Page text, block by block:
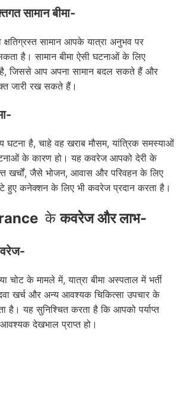
सामान बीमा-
सामान आपके यात्रा अनुभव पर
है। सामान बीमा ऐसी घटनाओं के लिए
है, जिससे आप अपना सामान बदल सकते हैं और
जारी रख सकते हैं।
घटना है, चाहे वह खराब मौसम, यांत्रिक समस्याओं
के कारण हो। यह कवरेज आपको देरी के
खर्चों, जैसे भोजन, आवास और परिवहन के लिए
हुए कनेक्शन के लिए भी कवरेज प्रदान करता है।
केकवरेज और लाभ-
या चोट के मामले में, यात्रा बीमा अस्पताल में भर्ती
खर्च और अन्य आवश्यक चिकित्सा उपचार के
है। यह सुनिश्चित करता है कि आपको पर्याप्त
आवश्यक देखभाल प्राप्त हो।